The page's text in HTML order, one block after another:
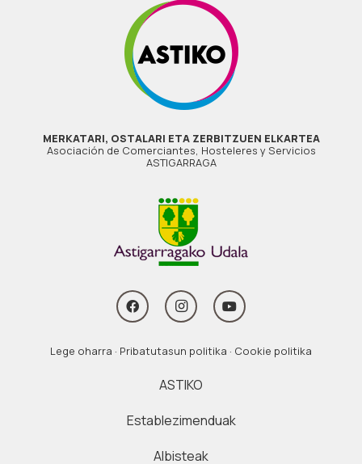
MERKATARI, OSTALARI ETA ZERBITZUEN ELKARTEA
Asociación de Comerciantes, Hosteleres y Servicios
ASTIGARRAGA
Lege oharra · Pribatutasun politika · Cookie politika
ASTIKO
Establezimenduak
Albisteak